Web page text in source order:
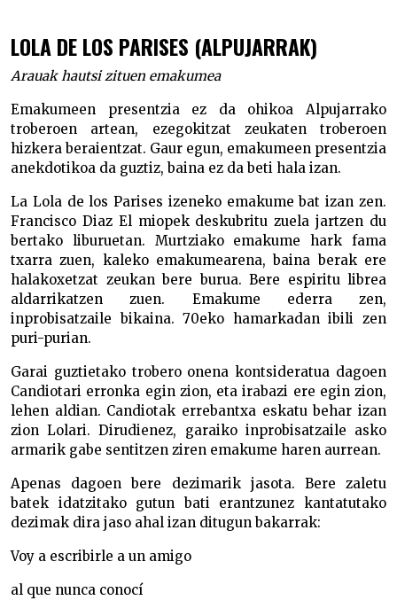
LOLA DE LOS PARISES (ALPUJARRAK)
Arauak hautsi zituen emakumea
Emakumeen presentzia ez da ohikoa Alpujarrako
troberoen artean, ezegokitzat zeukaten troberoen
hizkera beraientzat. Gaur egun, emakumeen presentzia
anekdotikoa da guztiz, baina ez da beti hala izan.
La Lola de los Parises izeneko emakume bat izan zen.
Francisco Diaz El miopek deskubritu zuela jartzen du
bertako liburuetan. Murtziako emakume hark fama
txarra zuen, kaleko emakumearena, baina berak ere
halakoxetzat zeukan bere burua. Bere espiritu librea
aldarrikatzen zuen. Emakume ederra zen,
inprobisatzaile bikaina. 70eko hamarkadan ibili zen
puri-purian.
Garai guztietako trobero onena kontsideratua dagoen
Candiotari erronka egin zion, eta irabazi ere egin zion,
lehen aldian. Candiotak errebantxa eskatu behar izan
zion Lolari. Dirudienez, garaiko inprobisatzaile asko
armarik gabe sentitzen ziren emakume haren aurrean.
Apenas dagoen bere dezimarik jasota. Bere zaletu
batek idatzitako gutun bati erantzunez kantatutako
dezimak dira jaso ahal izan ditugun bakarrak:
Voy a escribirle a un amigo
al que nunca conocí